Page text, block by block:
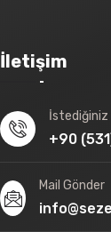
İletişim
İstediğiniz
+90
Mail Gönder